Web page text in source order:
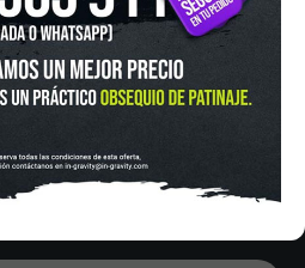
- 20:30